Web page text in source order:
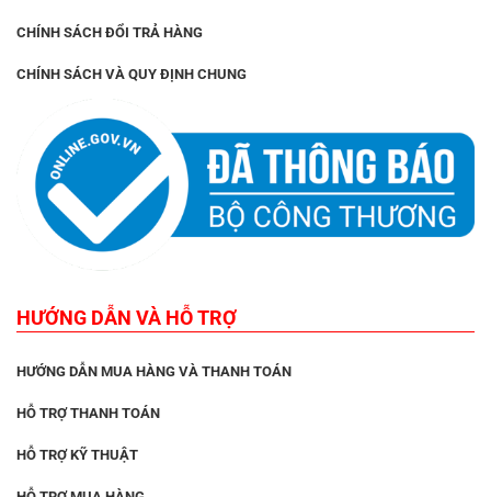
CHÍNH SÁCH ĐỔI TRẢ HÀNG
CHÍNH SÁCH VÀ QUY ĐỊNH CHUNG
HƯỚNG DẪN VÀ HỖ TRỢ
HƯỚNG DẪN MUA HÀNG VÀ THANH TOÁN
HỖ TRỢ THANH TOÁN
HỖ TRỢ KỸ THUẬT